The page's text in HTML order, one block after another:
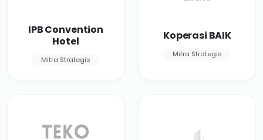
IPB Convention
Hotel
Mitra Strategis
Koperasi BAIK
Mitra Strategis